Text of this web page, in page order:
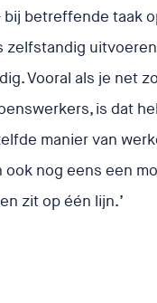
bij betreffende taak
Vooral als je net
is dat
manier van
ook nog eens een
zit op één lijn.’